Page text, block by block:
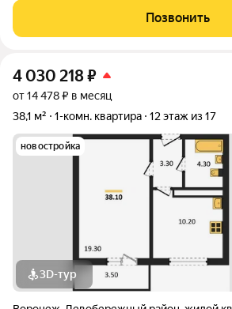
комнаты. Один взрослый
Развитая
Позвонить
4 030 218₽
от 14 478 ₽ в месяц
38,1 м²
1-комн. квартира 12 этаж из 17
новостройка
3D-тур